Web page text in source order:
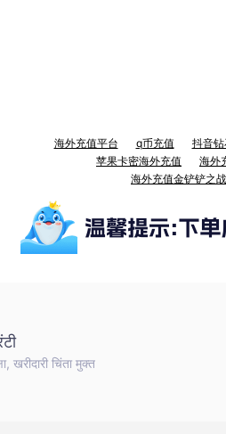
海外充值平台 q币充值 抖音
苹果卡密海外充值
海外
海外充值金铲铲之战
खरीदारी चिंता मुक्त